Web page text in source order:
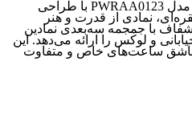
ساعت مچی مردانه فیلیپ پلین مدل PWRAA0123 با طراحی
نمادی از قدرت و هنر
با جمجمه سه‌بعدی نمادین
و لوکس را ارائه می‌دهد. این
ساعت‌های خاص و متفاوت